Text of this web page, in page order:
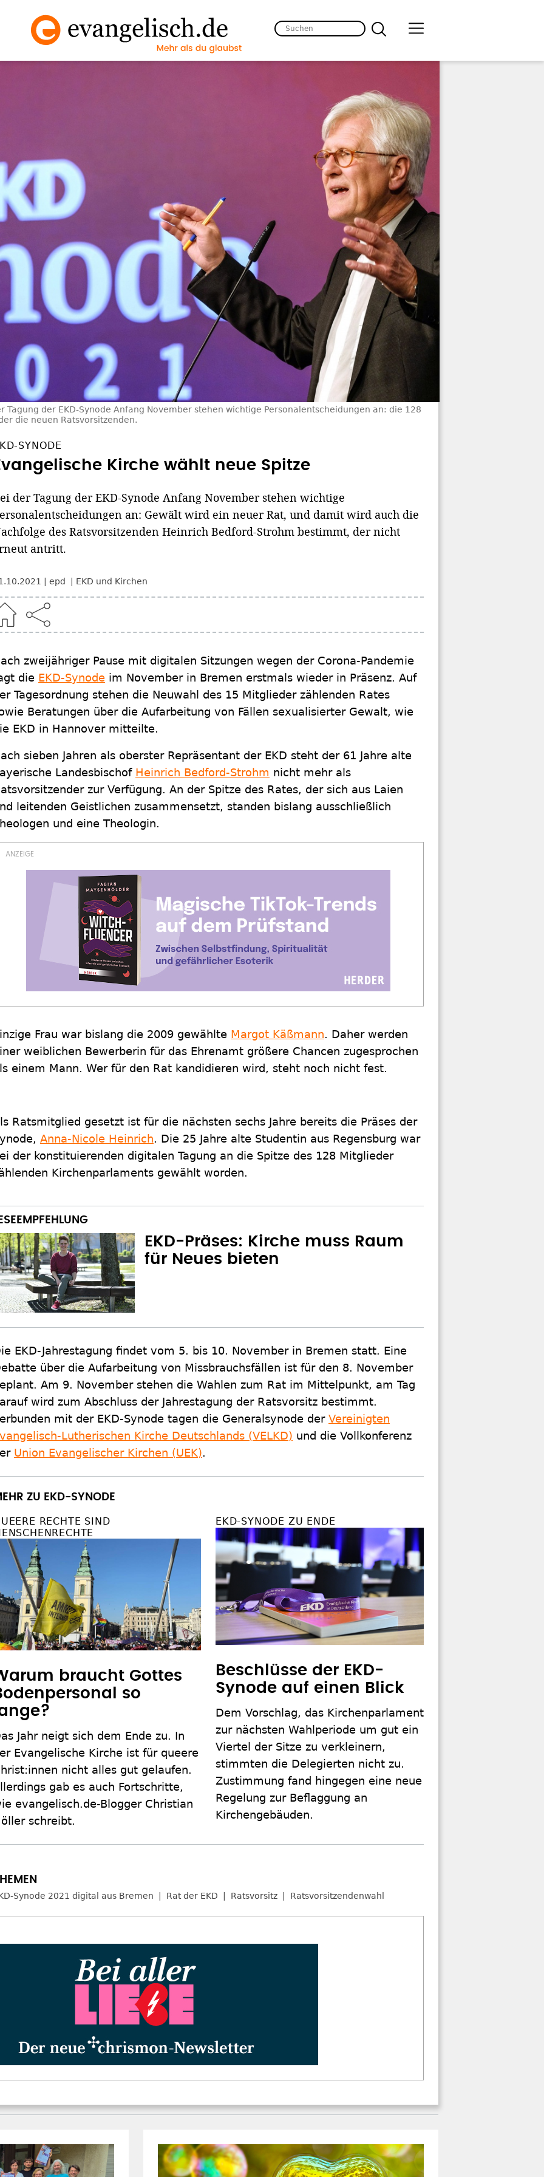
Tagung der EKD-Synode Anfang November stehen wichtige Personalentscheidungen an: die 128
die neuen Ratsvorsitzenden.
SYNODE
Kirche wählt neue Spitze
der Tagung der EKD-Synode Anfang November stehen wichtige
an: Gewält wird ein neuer Rat, und damit wird auch die
des Ratsvorsitzenden Heinrich Bedford-Strohm bestimmt, der nicht
antritt.
epd EKD und Kirchen
zweijähriger Pause mit digitalen Sitzungen wegen der Corona-Pandemie
die EKD-Synode im November in Bremen erstmals wieder in Präsenz. Auf
Tagesordnung stehen die Neuwahl des 15 Mitglieder zählenden Rates
Beratungen über die Aufarbeitung von Fällen sexualisierter Gewalt, wie
EKD in Hannover mitteilte.
sieben Jahren als oberster Repräsentant der EKD steht der 61 Jahre alte
Landesbischof Heinrich Bedford-Strohm nicht mehr als
zur Verfügung. An der Spitze des Rates, der sich aus Laien
leitenden Geistlichen zusammensetzt, standen bislang ausschließlich
und eine Theologin.
Frau war bislang die 2009 gewählte Margot Käßmann. Daher werden
weiblichen Bewerberin für das Ehrenamt größere Chancen zugesprochen
einem Mann. Wer für den Rat kandidieren wird, steht noch nicht fest.
Ratsmitglied gesetzt ist für die nächsten sechs Jahre bereits die Präses der
Anna-Nicole Heinrich. Die 25 Jahre alte Studentin aus Regensburg war
der konstituierenden digitalen Tagung an die Spitze des 128 Mitglieder
Kirchenparlaments gewählt worden.
EKD-Präses: Kirche muss Raum
für Neues bieten
EKD-Jahrestagung findet vom 5. bis 10. November in Bremen statt. Eine
über die Aufarbeitung von Missbrauchsfällen ist für den 8. November
Am 9. November stehen die Wahlen zum Rat im Mittelpunkt, am Tag
wird zum Abschluss der Jahrestagung der Ratsvorsitz bestimmt.
mit der EKD-Synode tagen die Generalsynode der Vereinigten
Lutherischen Kirche Deutschlands (VELKD) und die Vollkonferenz
Union Evangelischer Kirchen (UEK).
ZU EKD-SYNODE
RECHTE SIND
braucht Gottes
so
Jahr neigt sich dem Ende zu. In
Evangelische Kirche ist für queere
nicht alles gut gelaufen.
gab es auch Fortschritte,
evangelisch.de-Blogger Christian
schreibt.
EKD-SYNODE ZU ENDE
Beschlüsse der EKD-
Synode auf einen Blick
Dem Vorschlag, das Kirchenparlament
zur nächsten Wahlperiode um gut ein
Viertel der Sitze zu verkleinern,
stimmten die Delegierten nicht zu.
Zustimmung fand hingegen eine neue
Regelung zur Beflaggung an
Kirchengebäuden.
Synode 2021 digital aus Bremen Rat der EKD Ratsvorsitz Ratsvorsitzendenwahl